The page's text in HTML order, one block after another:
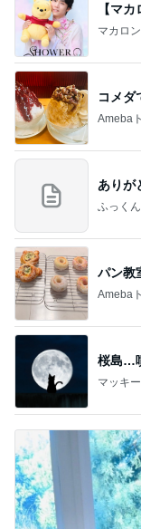
【マ
マカロ
コメダ
Ameba
ありが
ふっくんの日々是
パン教
Ameba
桜島…
マッキ